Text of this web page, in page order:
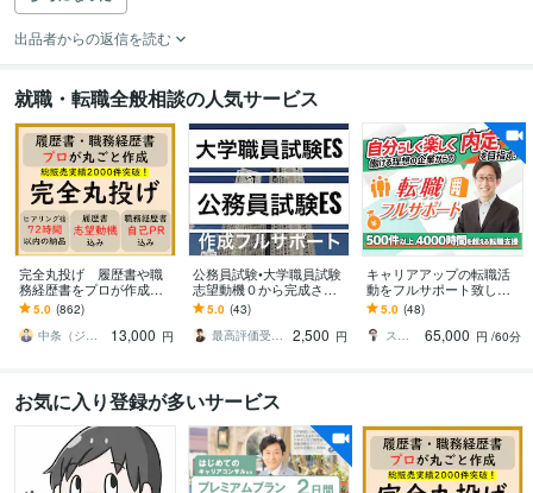
出品者からの返信を読む
就職・転職全般相談の人気サービス
完全丸投げ 履歴書や職
務経歴書をプロが作成し
ます ゼロから作成代行/ポ
イント解説付 総販売実
績2000件突破
5.0 (862)
中条（ジョインキャリアオフィス）
13,000 円
公務員試験•大学職員試験
志望動機０から完成させ
ます 合格多数最短1日●大
学職員試験•公務員•企業志
望動機自己PR
5.0 (43)
最高評価受賞プラチナランクライター桜
2,500 円
キャリアアップの転職活
動をフルサポート致しま
す 叶えたい理想像を達成
する転職を、元採用責任
者が伴走・お手伝い
5.0 (48)
スガケン｜採用者の心をがっちり掴む転職術
65,000 円 /60分
お気に入り登録が多いサービス